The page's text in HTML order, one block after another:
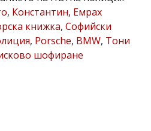
, Константин, Емрах
книжка, Софийски
, Porsche, BMW, Тони
шофиране